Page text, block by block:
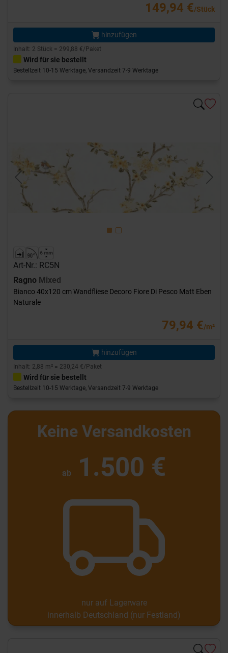
149,94 €/Stück
hinzufügen
Inhalt: 2 Stück = 299,88 €/Paket
Wird für sie bestellt
Bestellzeit 10-15 Werktage, Versandzeit 7-9 Werktage
Previous Next
Art-Nr.: RC5N
Ragno Mixed
Bianco 40x120 cm Wandfliese Decoro Fiore Di Pesco Matt Eben
Naturale
79,94 €/m²
hinzufügen
Inhalt: 2,88 m² = 230,24 €/Paket
Wird für sie bestellt
Bestellzeit 10-15 Werktage, Versandzeit 7-9 Werktage
Keine Versandkosten
ab 1.500 €
nur auf Lagerware
innerhalb Deutschland (nur Festland)